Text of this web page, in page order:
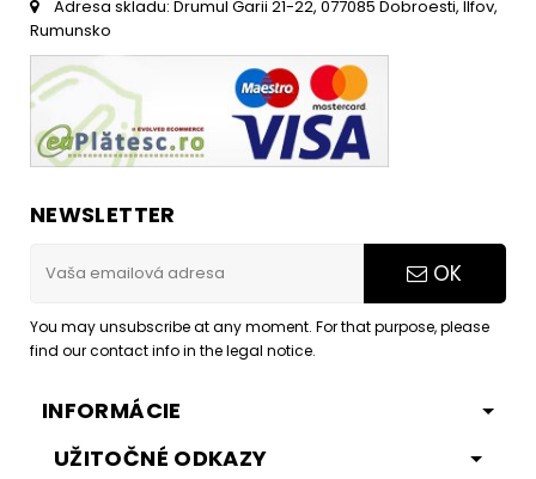
Adresa skladu: Drumul Garii 21-22, 077085 Dobroesti, Ilfov,
Rumunsko
NEWSLETTER
OK
You may unsubscribe at any moment. For that purpose, please
find our contact info in the legal notice.
INFORMÁCIE
UŽITOČNÉ ODKAZY